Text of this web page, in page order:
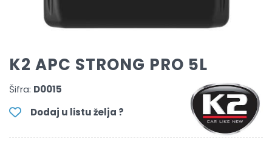
K2 APC STRONG PRO 5L
Šifra: D0015
Dodaj u listu želja ?